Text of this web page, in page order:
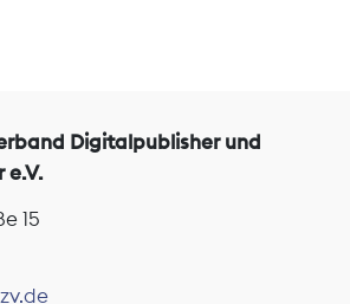
Digitalpublisher und
e.V.
15